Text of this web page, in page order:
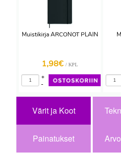
Muistikirja ARCONOT PLAIN
1,98€ / KPL
-
+
Värit ja Koot
Painatukset